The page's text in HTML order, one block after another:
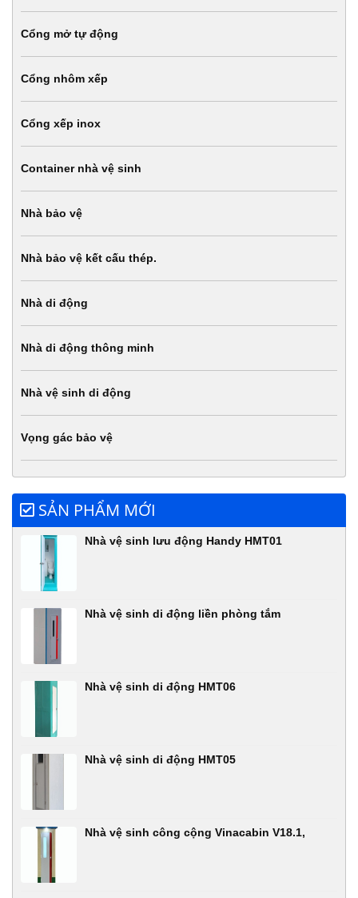
Cổng mở tự động
Cổng nhôm xếp
Cổng xếp inox
Container nhà vệ sinh
Nhà bảo vệ
Nhà bảo vệ kết cấu thép.
Nhà di động
Nhà di động thông minh
Nhà vệ sinh di động
Vọng gác bảo vệ
SẢN PHẨM MỚI
Nhà vệ sinh lưu động Handy HMT01
Nhà vệ sinh di động liền phòng tắm
Nhà vệ sinh di động HMT06
Nhà vệ sinh di động HMT05
Nhà vệ sinh công cộng Vinacabin V18.1,